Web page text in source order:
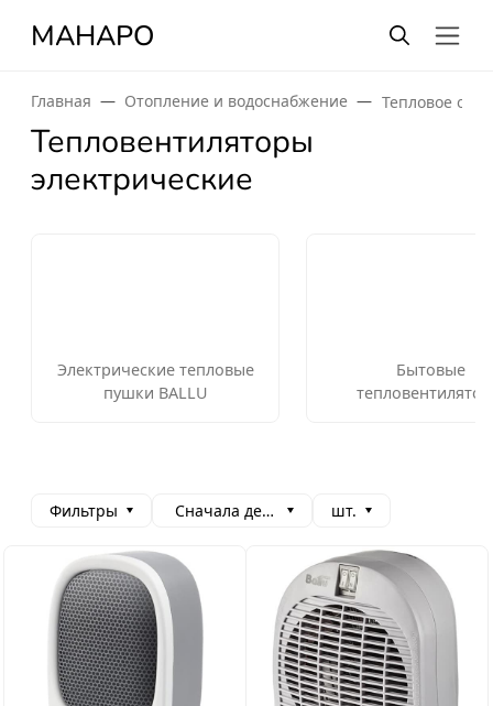
МАНАРО
Главная Отопление и водоснабжение Тепловое
Тепловентиляторы
электрические
Электрические тепловые
пушки BALLU
Бытовые
Фильтры Сначала дешевые шт.